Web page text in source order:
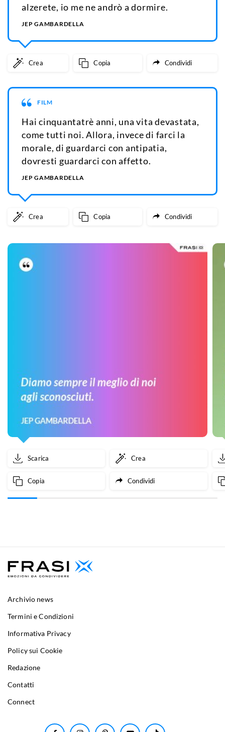
alzerete, io me ne andrò a dormire.
JEP GAMBARDELLA
Crea Copia Condividi
FILM
Hai cinquantatrè anni, una vita devastata,
come tutti noi. Allora, invece di farci la
morale, di guardarci con antipatia,
dovresti guardarci con affetto.
JEP GAMBARDELLA
Crea Copia Condividi
Scarica Crea
Copia Condividi
Archivio news
Termini e Condizioni
Informativa Privacy
Policy sui Cookie
Redazione
Contatti
Connect